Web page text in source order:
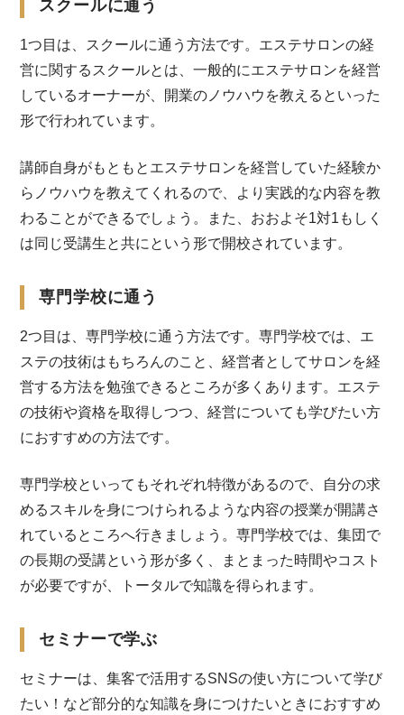
スクールに通う
1つ目は、スクールに通う方法です。エステサロンの経
営に関するスクールとは、一般的にエステサロンを経営
しているオーナーが、開業のノウハウを教えるといった
形で行われています。
講師自身がもともとエステサロンを経営していた経験か
らノウハウを教えてくれるので、より実践的な内容を教
わることができるでしょう。また、おおよそ1対1もしく
は同じ受講生と共にという形で開校されています。
専門学校に通う
2つ目は、専門学校に通う方法です。専門学校では、エ
ステの技術はもちろんのこと、経営者としてサロンを経
営する方法を勉強できるところが多くあります。エステ
の技術や資格を取得しつつ、経営についても学びたい方
におすすめの方法です。
専門学校といってもそれぞれ特徴があるので、自分の求
めるスキルを身につけられるような内容の授業が開講さ
れているところへ行きましょう。専門学校では、集団で
の長期の受講という形が多く、まとまった時間やコスト
が必要ですが、トータルで知識を得られます。
セミナーで学ぶ
セミナーは、集客で活用するSNSの使い方について学び
たい！など部分的な知識を身につけたいときにおすすめ